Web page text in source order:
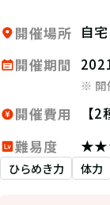
開催場所 自宅
開催期間
※ 開
開催費用
【
難易度
ひらめき力 体力